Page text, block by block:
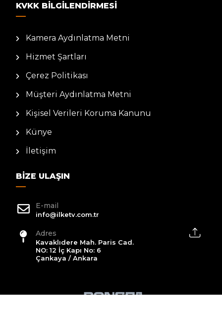
KVKK BILGILENDIRMESI
Kamera Aydınlatma Metni
Hizmet Şartları
Çerez Politikası
Müşteri Aydınlatma Metni
Kişisel Verileri Koruma Kanunu
Künye
İletişim
BIZE ULAŞIN
E-mail
info@ilketv.com.tr
Adres
Kavaklıdere Mah. Paris Cad.
NO: 12 İç Kapı No: 6
Çankaya / Ankara